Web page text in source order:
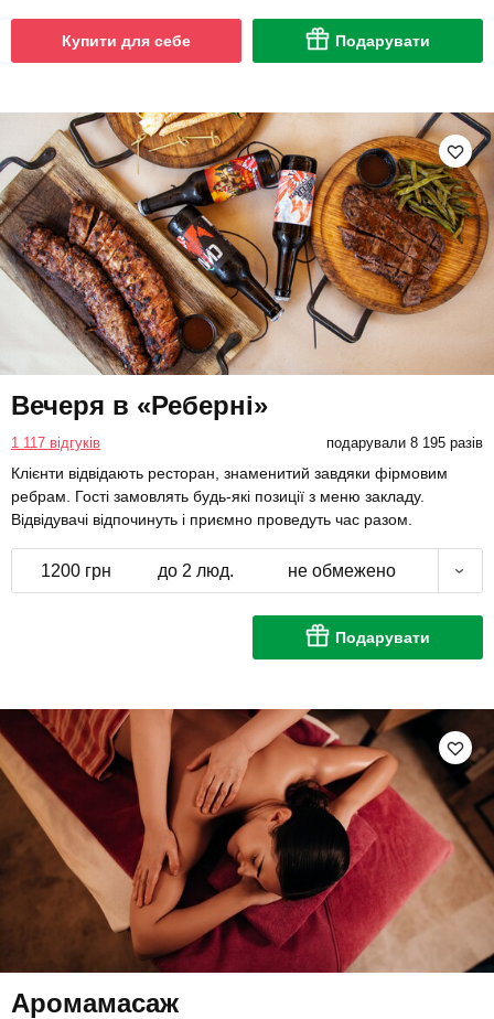
Купити для себе Подарувати
Вечеря в «Реберні»
1 117 відгуків подарували 8 195 разів
Клієнти відвідають ресторан, знаменитий завдяки фірмовим
ребрам. Гості замовлять будь-які позиції з меню закладу.
Відвідувачі відпочинуть і приємно проведуть час разом.
1200 грн до 2 люд. не обмежено
Подарувати
Аромамасаж